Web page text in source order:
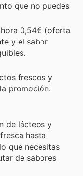
que no puedes
0,54€ (oferta
y el sabor
frescos y
promoción.
de lácteos y
hasta
que necesitas
de sabores